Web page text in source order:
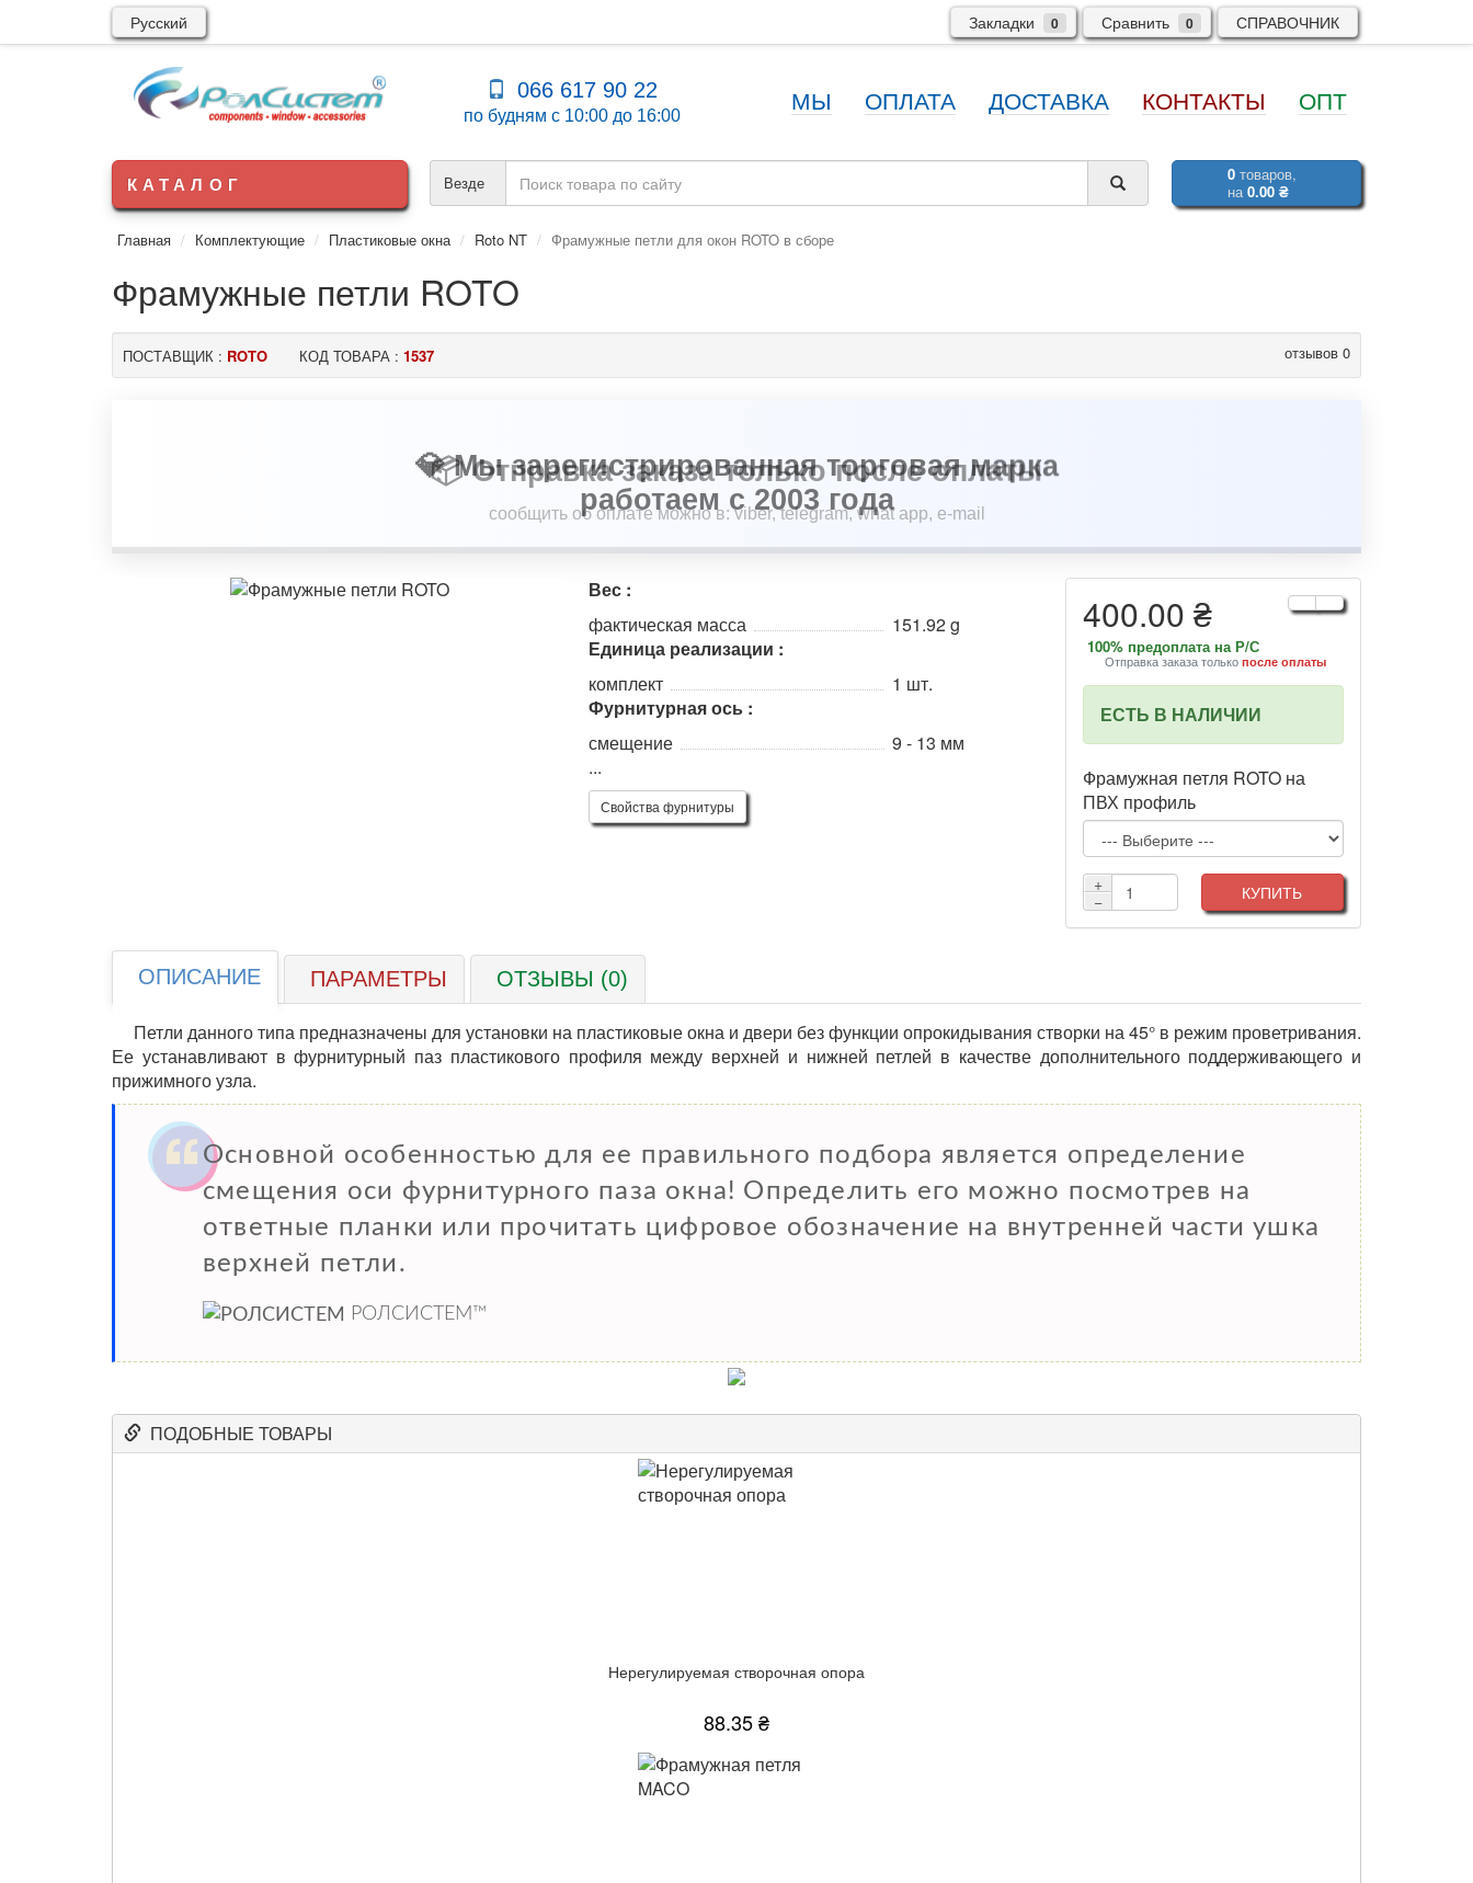
Русский СПРАВОЧНИК
Закладки 0 Сравнить 0
066 617 90 22
по будням с 10:00 до 16:00
МЫ ОПЛАТА ДОСТАВКА КОНТАКТЫ ОПТ
Везде 0товаров,
на0.00 ₴
КАТАЛОГ
Главная Комплектующие Пластиковые окна Roto NT Фрамужные петли для окон ROTO в сборе
Фрамужные петли ROTO
ПОСТАВЩИК : ROTO КОД ТОВАРА : 1537 отзывов 0
💎 Мы зарегистрированная торговая марка
работаем с 2003 года
Вес :
фактическая масса
151.92 g
Единица реализации :
комплект
1 шт.
Фурнитурная ось :
смещение
9 - 13 мм
...
Свойства фурнитуры
400.00 ₴
100% предоплата на Р/С
Отправка заказа только после оплаты
ЕСТЬ В НАЛИЧИИ
Фрамужная петля ROTO на
ПВХ профиль
+
−
КУПИТЬ
ОПИСАНИЕ ПАРАМЕТРЫ ОТЗЫВЫ (0)
Петли данного типа предназначены для установки на пластиковые окна и двери без функции опрокидывания створки на 45° в режим проветривания.
Ее устанавливают в фурнитурный паз пластикового профиля между верхней и нижней петлей в качестве дополнительного поддерживающего и
прижимного узла.
Основной особенностью для ее правильного подбора является определение
смещения оси фурнитурного паза окна! Определить его можно посмотрев на
ответные планки или прочитать цифровое обозначение на внутренней части ушка
верхней петли.
РОЛСИСТЕМ™
ПОДОБНЫЕ ТОВАРЫ
Нерегулируемая створочная опора
88.35 ₴